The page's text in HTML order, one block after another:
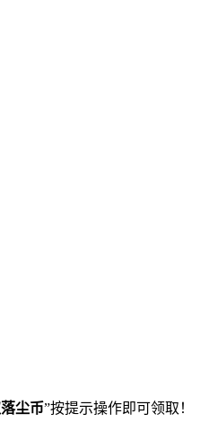
尘币”按提示操作即可领取！